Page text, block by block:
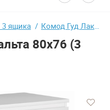
ящика Комод Гуд Лакк Мальта 80х76 (3 ящика)
80х76 (3